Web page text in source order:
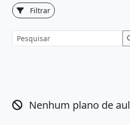
Filtrar
Nenhum plano de